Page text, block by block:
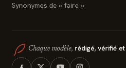
Synonymes de « faire »
Chaque modèle, rédigé, vérifié